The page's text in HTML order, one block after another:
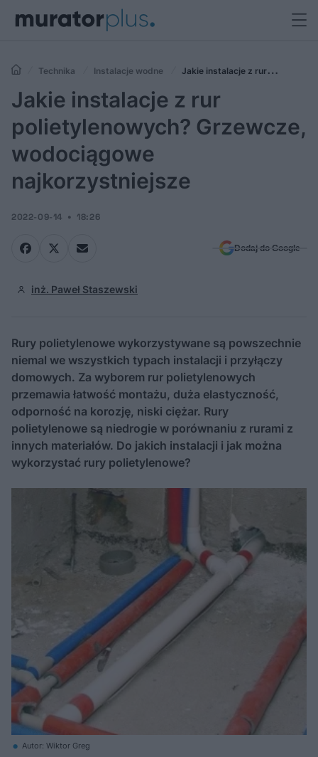
Technika Instalacje wodne
Jakie instalacje z rur
polietylenowych? Grzewcze, wodociągowe najkorzystniejsze
Jakie instalacje z rur
polietylenowych? Grzewcze,
wodociągowe
najkorzystniejsze
2022-09-14 18:26
Dodaj do Google
inż. Paweł Staszewski
Rury polietylenowe wykorzystywane są powszechnie
niemal we wszystkich typach instalacji i przyłączy
domowych. Za wyborem rur polietylenowych
przemawia łatwość montażu, duża elastyczność,
odporność na korozję, niski ciężar. Rury
polietylenowe są niedrogie w porównaniu z rurami z
innych materiałów. Do jakich instalacji i jak można
wykorzystać rury polietylenowe?
Autor: Wiktor Greg